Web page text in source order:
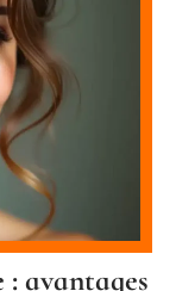
avantages